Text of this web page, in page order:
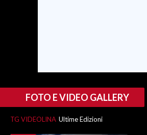
FOTO E VIDEO GALLERY
TG VIDEOLINA Ultime Edizioni